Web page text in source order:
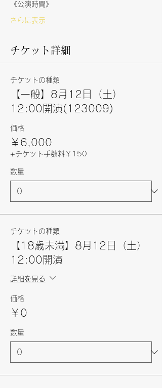
《公演時間》
さらに表示
チケット詳細
チケットの種類
【一般】8月12日（土）
12:00開演(123009)
価格
￥6,000
+チケット手数料￥150
数量
チケットの種類
【18歳未満】8月12日（土）
12:00開演
詳細を見る
価格
￥0
数量